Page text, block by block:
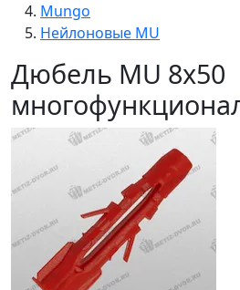
Mungo
Нейлоновые MU
Дюбель MU 8х50